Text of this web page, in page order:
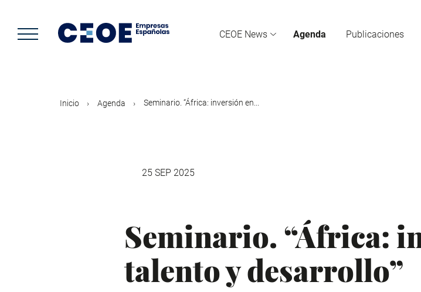
contenido
principal
CEOE News Agenda Publicaciones
Inicio Agenda Seminario. “África: inversión en...
25 SEP 2025
Seminario. “África:
talento y desarrollo”